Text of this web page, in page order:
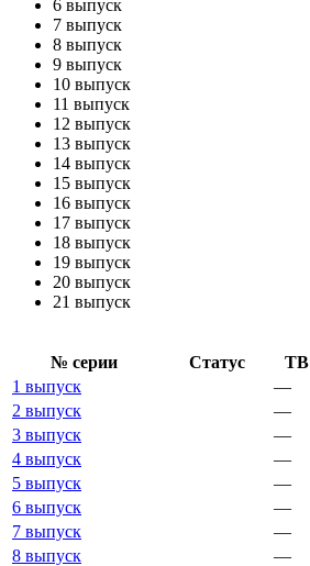
6 выпуск
7 выпуск
8 выпуск
9 выпуск
10 выпуск
11 выпуск
12 выпуск
13 выпуск
14 выпуск
15 выпуск
16 выпуск
17 выпуск
18 выпуск
19 выпуск
20 выпуск
21 выпуск
№ се­рии Ста­тус ТВ
1 выпуск
—
2 выпуск
—
3 выпуск
—
4 выпуск
—
5 выпуск
—
6 выпуск
—
7 выпуск
—
8 выпуск
—